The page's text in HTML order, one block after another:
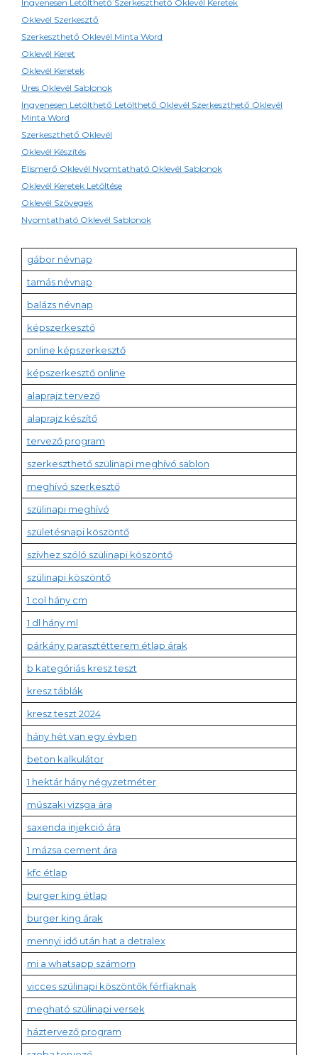
Ingyenesen Letölthető Szerkeszthető Oklevél Keretek
Oklevél Szerkesztő
Szerkeszthető Oklevél Minta Word
Oklevél Keret
Oklevél Keretek
Üres Oklevél Sablonok
Ingyenesen Letölthető Letölthető Oklevél Szerkeszthető Oklevél
Minta Word
Szerkeszthető Oklevél
Oklevél Készítés
Elismerő Oklevél Nyomtatható Oklevél Sablonok
Oklevél Keretek Letöltése
Oklevél Szövegek
Nyomtatható Oklevél Sablonok
gábor névnap
tamás névnap
balázs névnap
képszerkesztő
online képszerkesztő
képszerkesztő online
alaprajz tervező
alaprajz készítő
tervező program
szerkeszthető szülinapi meghívó sablon
meghívó szerkesztő
szülinapi meghívó
születésnapi köszöntő
szívhez szóló szülinapi köszöntő
szülinapi köszöntő
1 col hány cm
1 dl hány ml
párkány parasztétterem étlap árak
b kategóriás kresz teszt
kresz táblák
kresz teszt 2024
hány hét van egy évben
beton kalkulátor
1 hektár hány négyzetméter
műszaki vizsga ára
saxenda injekció ára
1 mázsa cement ára
kfc étlap
burger king étlap
burger king árak
mennyi idő után hat a detralex
mi a whatsapp számom
vicces szülinapi köszöntők férfiaknak
megható szülinapi versek
háztervező program